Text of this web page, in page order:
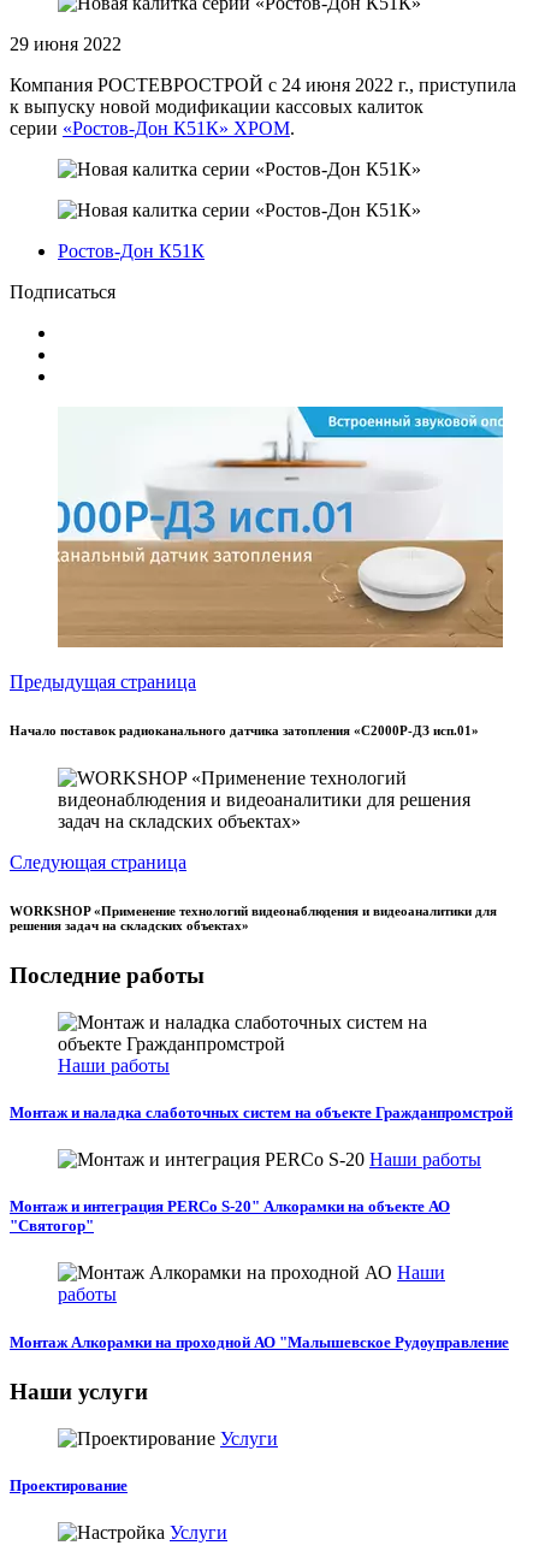
29 июня 2022
Компания РОСТЕВРОСТРОЙ с 24 июня 2022 г., приступила
к выпуску новой модификации кассовых калиток
серии «Ростов-Дон К51К» ХРОМ.
Ростов-Дон К51К
Подписаться
Предыдущая страница
Начало поставок радиоканального датчика затопления «С2000Р-ДЗ исп.01»
Следующая страница
WORKSHOP «Применение технологий видеонаблюдения и видеоаналитики для
решения задач на складских объектах»
Последние работы
Наши работы
Монтаж и наладка слаботочных систем на объекте Гражданпромстрой
Наши работы
Монтаж и интеграция PERCo S-20" Алкорамки на объекте АО
"Святогор"
Наши
работы
Монтаж Алкорамки на проходной АО "Малышевское Рудоуправление
Наши услуги
Услуги
Проектирование
Услуги